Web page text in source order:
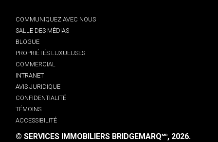
COMMUNIQUEZ AVEC NOUS
SALLE DES MÉDIAS
BLOGUE
PROPRIÉTÉS LUXUEUSES
COMMERCIAL
INTRANET
AVIS JURIDIQUE
CONFIDENTIALITÉ
TÉMOINS
ACCESSIBILITÉ
© SERVICES IMMOBILIERS BRIDGEMARQMD, 2026.